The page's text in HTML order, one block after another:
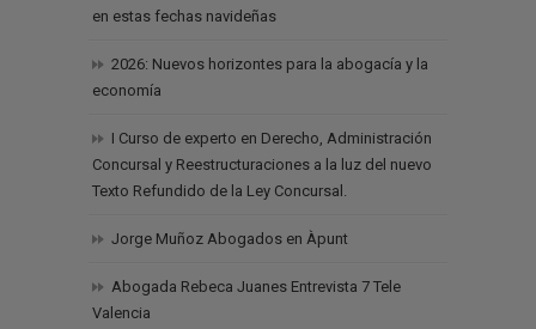
en estas fechas navideñas
2026: Nuevos horizontes para la abogacía y la
economía
I Curso de experto en Derecho, Administración
Concursal y Reestructuraciones a la luz del nuevo
Texto Refundido de la Ley Concursal.
Jorge Muñoz Abogados en Àpunt
Abogada Rebeca Juanes Entrevista 7 Tele
Valencia